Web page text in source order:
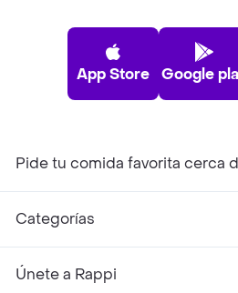
App Store Google
Pide tu comida favorita cerca
Categorías
Únete a Rappi